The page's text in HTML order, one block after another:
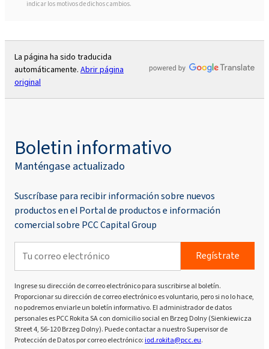
indicar los motivos de dichos cambios.
La página ha sido traducida
automáticamente. Abrir página
original
Boletin informativo
Manténgase actualizado
Suscríbase para recibir información sobre nuevos
productos en el Portal de productos e información
comercial sobre PCC Capital Group
Regístrate
Ingrese su dirección de correo electrónico para suscribirse al boletín.
Proporcionar su dirección de correo electrónico es voluntario, pero si no lo hace,
no podremos enviarle un boletín informativo. El administrador de datos
personales es PCC Rokita SA con domicilio social en Brzeg Dolny (Sienkiewicza
Street 4, 56-120 Brzeg Dolny). Puede contactar a nuestro Supervisor de
Protección de Datos por correo electrónico:iod.rokita@pcc.eu.